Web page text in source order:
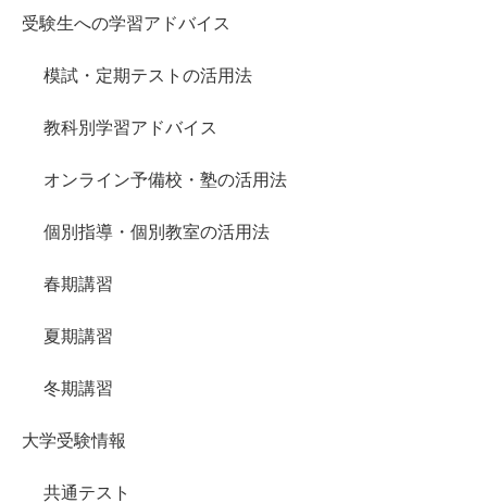
受験生への学習アドバイス
模試・定期テストの活用法
教科別学習アドバイス
オンライン予備校・塾の活用法
個別指導・個別教室の活用法
春期講習
夏期講習
冬期講習
大学受験情報
共通テスト